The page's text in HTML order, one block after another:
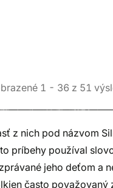
1 - 36 z 51
z nich pod názvom
príbehy používal
jeho deťom a
často považovaný